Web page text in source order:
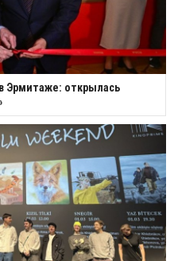
Эрмитаже: открылась